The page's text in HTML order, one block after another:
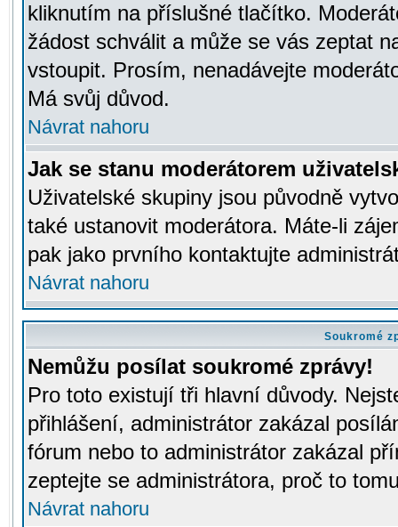
kliknutím na příslušné tlačítko.
žádost schválit a může se vás zeptat
vstoupit. Prosím, nenadávejte
Má svůj důvod.
Návrat nahoru
Jak se stanu moderátorem
Uživatelské skupiny jsou původně
také ustanovit moderátora. Máte-li
pak jako prvního kontaktujte
Návrat nahoru
Soukromé
Nemůžu posílat soukromé zprávy!
Pro toto existují tři hlavní důvody.
přihlášení, administrátor zakázal
fórum nebo to administrátor zakázal
zeptejte se administrátora, proč to
Návrat nahoru